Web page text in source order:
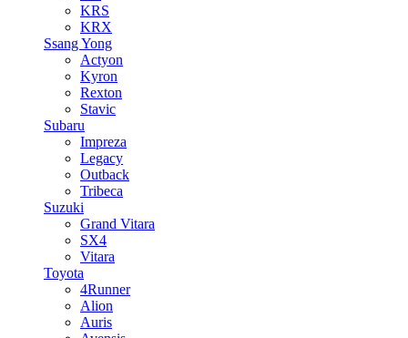
KRS
KRX
Ssang Yong
Actyon
Kyron
Rexton
Stavic
Subaru
Impreza
Legacy
Outback
Tribeca
Suzuki
Grand Vitara
SX4
Vitara
Toyota
4Runner
Alion
Auris